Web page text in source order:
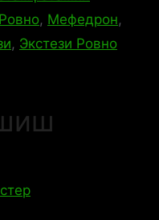
, Мефедрон,
, Экстези Ровно